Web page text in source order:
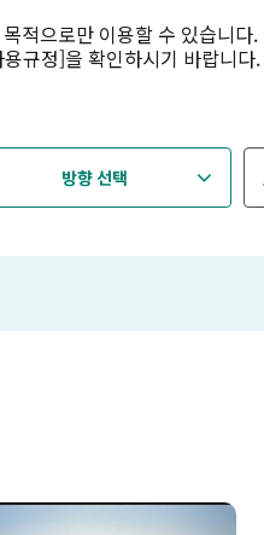
적으로만 이용할 수 있습니다.
규정]을 확인하시기 바랍니다.
방향 선택